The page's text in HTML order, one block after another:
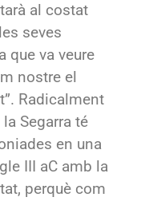
al costat
seves
que va veure
nostre el
Radicalment
la Segarra té
en una
III aC amb la
perquè com